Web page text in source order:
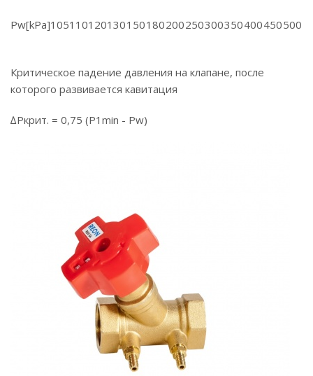
Pw[kPa]105110120130150180200250300350400450500
Критическое падение давления на клапане, после
которого развивается кавитация
∆Pкрит. = 0,75 (P1min - Pw)